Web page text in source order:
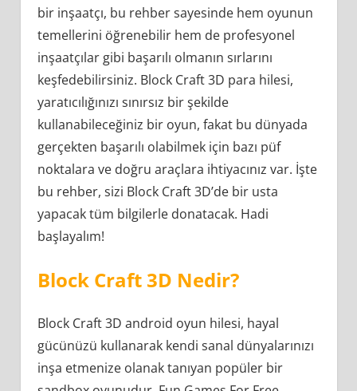
bir inşaatçı, bu rehber sayesinde hem oyunun
temellerini öğrenebilir hem de profesyonel
inşaatçılar gibi başarılı olmanın sırlarını
keşfedebilirsiniz. Block Craft 3D para hilesi,
yaratıcılığınızı sınırsız bir şekilde
kullanabileceğiniz bir oyun, fakat bu dünyada
gerçekten başarılı olabilmek için bazı püf
noktalara ve doğru araçlara ihtiyacınız var. İşte
bu rehber, sizi Block Craft 3D’de bir usta
yapacak tüm bilgilerle donatacak. Hadi
başlayalım!
Block Craft 3D Nedir?
Block Craft 3D android oyun hilesi, hayal
gücünüzü kullanarak kendi sanal dünyalarınızı
inşa etmenize olanak tanıyan popüler bir